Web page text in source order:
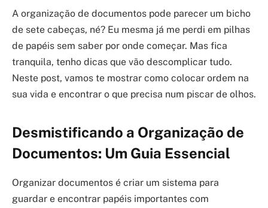
A organização de documentos pode parecer um bicho
de sete cabeças, né? Eu mesma já me perdi em pilhas
de papéis sem saber por onde começar. Mas fica
tranquila, tenho dicas que vão descomplicar tudo.
Neste post, vamos te mostrar como colocar ordem na
sua vida e encontrar o que precisa num piscar de olhos.
Desmistificando a Organização de
Documentos: Um Guia Essencial
Organizar documentos é criar um sistema para
guardar e encontrar papéis importantes com